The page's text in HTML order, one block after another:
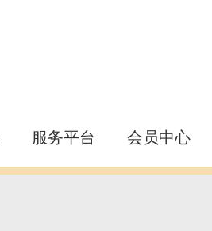
服务平台 会员中心